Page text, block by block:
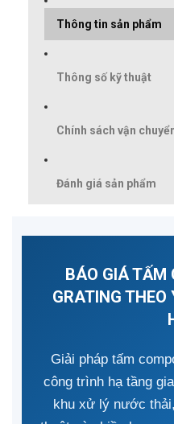
Thông tin sản phẩm
Thông số kỹ thuật
Chính sách vận
Đánh giá sản phẩm
BÁO GIÁ TẤM
GRATING THEO
Giải pháp tấm
công trình hạ tầng
khu xử lý nước